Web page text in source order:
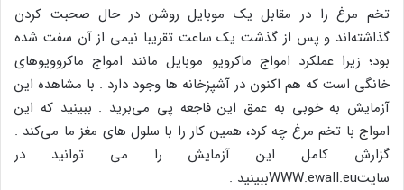
تخم مرغ را در مقابل یک موبایل روشن در حال صحبت کردن
گذاشته‌اند و پس از گذشت یک ساعت تقریبا نیمی از آن سفت شده
بود؛ زیرا عملکرد امواج ماکرویو موبایل مانند امواج ماکروویوهای
خانگی است که هم اکنون در آشپزخانه ها وجود دارد . با مشاهده این
آزمایش به خوبی به عمق این فاجعه پی می‌برید . ببینید که این
امواج با تخم مرغ چه کرد، همین کار را با سلول های مغز ما می‌کند .
گزارش کامل این آزمایش را می توانید در
سایتWWW.ewaII.euببینید .